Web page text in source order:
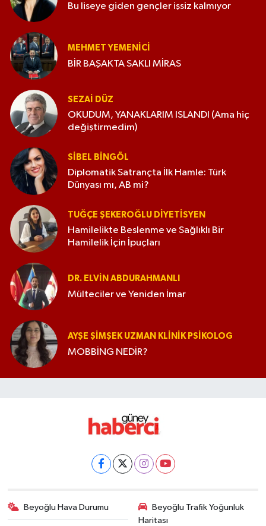
Bu liseye giden gençler işsiz kalmıyor
MEHMET YEMENICI
BİR BAŞAKTA SAKLI MİRAS
SEZAI DÜZ
OKUDUM, YANAKLARIM ISLANDI (Ama hiç
değiştirmedim)
SIBEL BINGÖL
Diplomatik Satrançta İlk Hamle: Türk
Dünyası mı, AB mi?
TUĞÇE ŞEKEROĞLU DIYETISYEN
Hamilelikte Beslenme ve Sağlıklı Bir
Hamilelik İçin İpuçları
DR. ELVIN ABDURAHMANLI
Mülteciler ve Yeniden İmar
AYŞE ŞIMŞEK UZMAN KLINIK PSIKOLOG
MOBBİNG NEDİR?
Beyoğlu Hava Durumu
Beyoğlu Trafik Yoğunluk
Haritası